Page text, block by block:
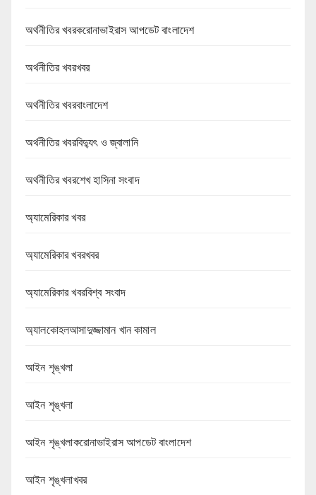
অর্থনীতির খবরকরোনাভাইরাস আপডেট বাংলাদেশ
অর্থনীতির খবরখবর
অর্থনীতির খবরবাংলাদেশ
অর্থনীতির খবরবিদ্যুৎ ও জ্বালানি
অর্থনীতির খবরশেখ হাসিনা সংবাদ
অ্যামেরিকার খবর
অ্যামেরিকার খবরখবর
অ্যামেরিকার খবরবিশ্ব সংবাদ
অ্যালকোহলআসাদুজ্জামান খান কামাল
আইন শৃঙ্খলা
আইন শৃঙ্খলা
আইন শৃঙ্খলাকরোনাভাইরাস আপডেট বাংলাদেশ
আইন শৃঙ্খলাখবর